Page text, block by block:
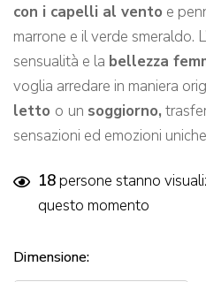
con i capelli al vento e
marrone e il verde smeraldo.
sensualità e la bellezza
voglia arredare in maniera
letto o un soggiorno,
sensazioni ed emozioni
18persone stanno
questo momento
Dimensione: